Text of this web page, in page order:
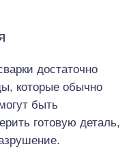
достаточно
которые обычно
быть
готовую деталь,